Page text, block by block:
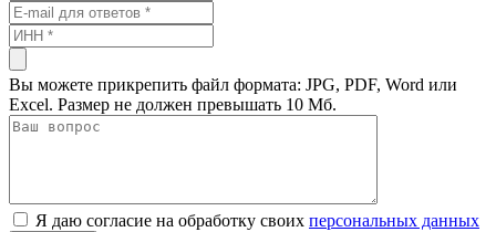
Вы можете прикрепить файл формата: JPG, PDF, Word или
Excel. Размер не должен превышать 10 Мб.
Я даю согласие на обработку своих персональных данных